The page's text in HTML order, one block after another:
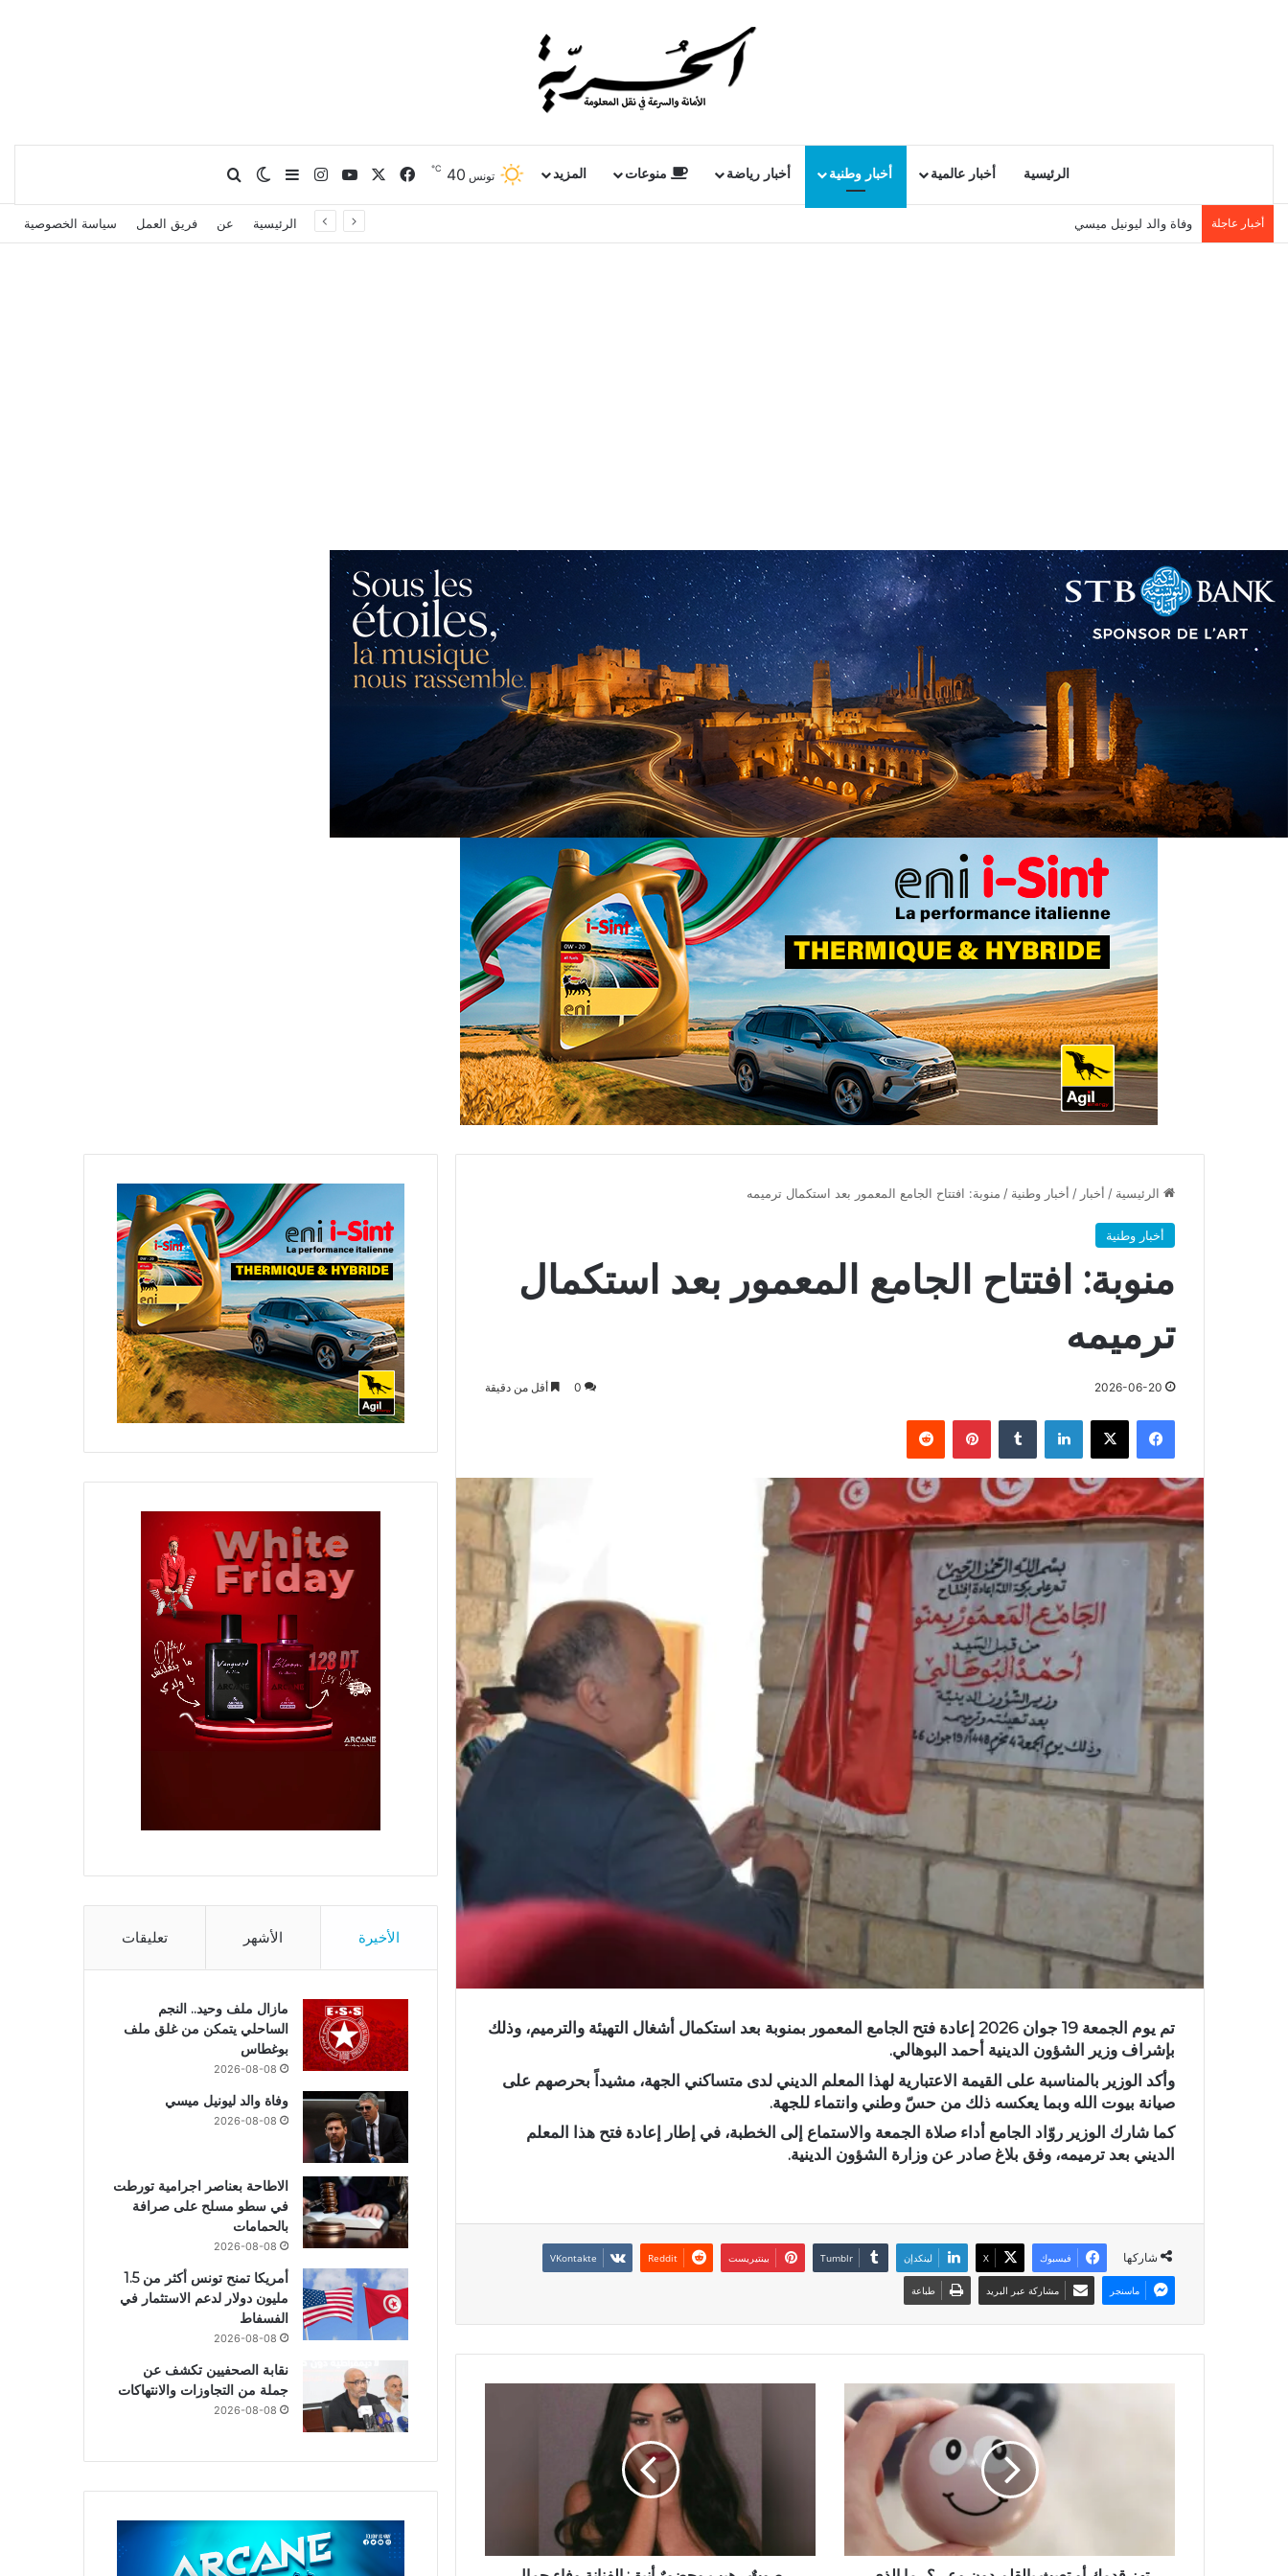
الرئيسية أخبار عالمية أخبار وطنية أخبار رياضة منوعات المزيد تونس 40
℃ فيسبوك يوتيوبانستقرامإضافة عمود جانبي
الوضع المظلم
بحث عن
أخبار عاجلة وفاة والد ليونيل ميسي الرئيسية عن فريق العمل سياسة الخصوصية
الرئيسية / أخبار / أخبار وطنية / منوبة: افتتاح الجامع المعمور بعد استكمال ترميمه
أخبار وطنية
منوبة: افتتاح الجامع المعمور بعد استكمال
ترميمه
2026-06-20
0 أقل من دقيقة
فيسبوك X لينكدإن بينتيريست
تم يوم الجمعة 19 جوان 2026 إعادة فتح الجامع المعمور بمنوبة بعد استكمال أشغال التهيئة والترميم، وذلك
بإشراف وزير الشؤون الدينية أحمد البوهالي.
وأكد الوزير بالمناسبة على القيمة الاعتبارية لهذا المعلم الديني لدى متساكني الجهة، مشيداً بحرصهم على
صيانة بيوت الله وبما يعكسه ذلك من حسّ وطني وانتماء للجهة.
كما شارك الوزير روّاد الجامع أداء صلاة الجمعة والاستماع إلى الخطبة، في إطار إعادة فتح هذا المعلم
الديني بعد ترميمه، وفق بلاغ صادر عن وزارة الشؤون الدينية.
شاركها فيسبوك X لينكدإن بينتيريست
ماسنجر مشاركة عبر البريد طباعة
الأخيرة الأشهر تعليقات
مازال ملف وحيد.. النجم
الساحلي يتمكن من غلق ملف
بوغطاس
2026-08-08
وفاة والد ليونيل ميسي
2026-08-08
الاطاحة بعناصر اجرامية تورطت
في سطو مسلح على صرافة
بالحمامات
2026-08-08
أمريكا تمنح تونس أكثر من 1.5
مليون دولار لدعم الاستثمار في
الفسفاط
2026-08-08
نقابة الصحفيين تكشف عن
جملة من التجاوزات والانتهاكات
2026-08-08